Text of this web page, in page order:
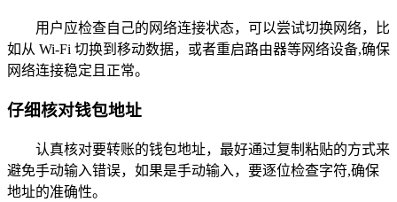
用户应检查自己的网络连接状态，可以尝试切换网络，比
如从 Wi-Fi 切换到移动数据，或者重启路由器等网络设备,确保
网络连接稳定且正常。
仔细核对钱包地址
认真核对要转账的钱包地址，最好通过复制粘贴的方式来
避免手动输入错误，如果是手动输入，要逐位检查字符,确保
地址的准确性。